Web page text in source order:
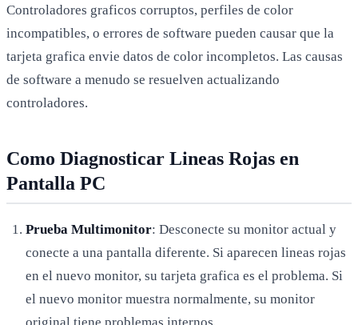
Controladores graficos corruptos, perfiles de color
incompatibles, o errores de software pueden causar que la
tarjeta grafica envie datos de color incompletos. Las causas
de software a menudo se resuelven actualizando
controladores.
Como Diagnosticar Lineas Rojas en
Pantalla PC
Prueba Multimonitor: Desconecte su monitor actual y
conecte a una pantalla diferente. Si aparecen lineas rojas
en el nuevo monitor, su tarjeta grafica es el problema. Si
el nuevo monitor muestra normalmente, su monitor
original tiene problemas internos.